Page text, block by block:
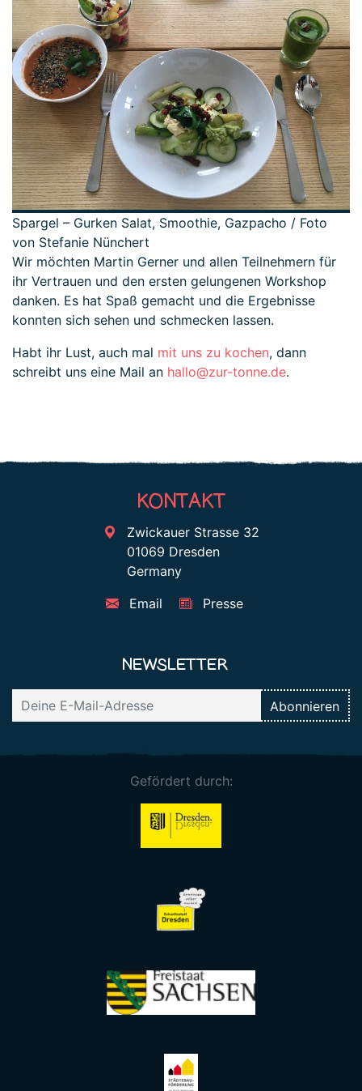
Spargel – Gurken Salat, Smoothie, Gazpacho / Foto
von Stefanie Nünchert
Wir möchten Martin Gerner und allen Teilnehmern für
ihr Vertrauen und den ersten gelungenen Workshop
danken. Es hat Spaß gemacht und die Ergebnisse
konnten sich sehen und schmecken lassen.
Habt ihr Lust, auch mal mit uns zu kochen, dann
schreibt uns eine Mail an hallo@zur-tonne.de.
KONTAKT
Zwickauer Strasse 32
01069 Dresden
Germany
Email
Presse
NEWSLETTER
Gefördert durch: